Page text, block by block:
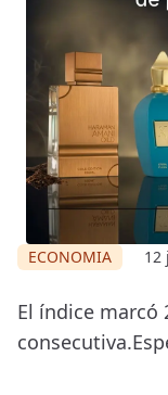
ECONOMIA 12
El índice marcó